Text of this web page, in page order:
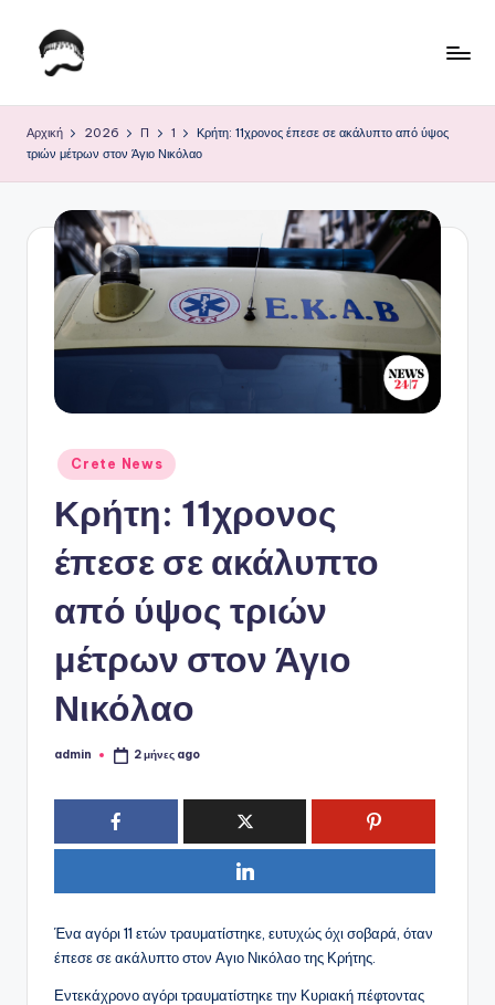
Μετάβαση
ο
Κ
Αρχική 2026 Π 1
Κρήτη: 11χρονος έπεσε σε ακάλυπτο από ύψος
τριών μέτρων στον Άγιο Νικόλαο
Αναρτήθηκε
σε
Crete News
Κρήτη: 11χρονος
έπεσε σε ακάλυπτο
από ύψος τριών
μέτρων στον Άγιο
Νικόλαο
Συγγραφέας:
admin 2 μήνες ago
Ένα αγόρι 11 ετών τραυματίστηκε, ευτυχώς όχι σοβαρά, όταν
έπεσε σε ακάλυπτο στον Αγιο Νικόλαο της Κρήτης.
Εντεκάχρονο αγόρι τραυματίστηκε την Κυριακή πέφτοντας